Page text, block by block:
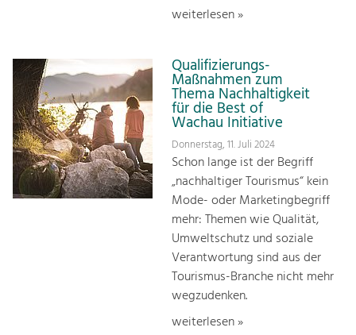
weiterlesen »
Qualifizierungs-
Maßnahmen zum
Thema Nachhaltigkeit
für die Best of
Wachau Initiative
Donnerstag, 11. Juli 2024
Schon lange ist der Begriff
„nachhaltiger Tourismus“ kein
Mode- oder Marketingbegriff
mehr: Themen wie Qualität,
Umweltschutz und soziale
Verantwortung sind aus der
Tourismus-Branche nicht mehr
wegzudenken.
weiterlesen »